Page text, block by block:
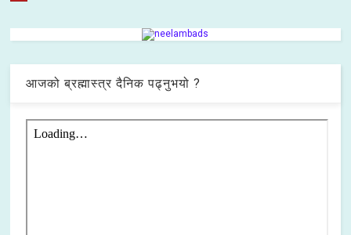
आजको ब्रह्मास्त्र दैनिक पढ्नुभयो ?